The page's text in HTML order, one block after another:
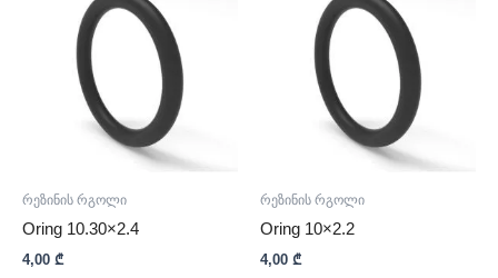
რეზინის რგოლი
Oring 10.30×2.4
4,00 ₾
რეზინის რგოლი
Oring 10×2.2
4,00 ₾